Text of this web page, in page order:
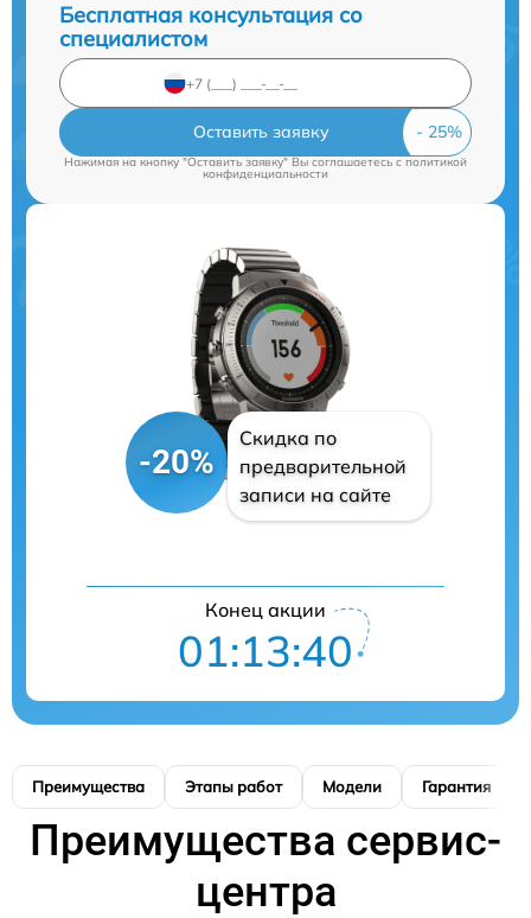
Бесплатная консультация со
специалистом
Оставить заявку
Нажимая на кнопку "Оставить заявку" Вы соглашаетесь cполитикой
конфиденциальности
-20%
Скидка по
предварительной
записи на сайте
Конец акции
01:13:39
Преимущества Этапы работ Модели Гарантия
Преимущества сервис-
центра